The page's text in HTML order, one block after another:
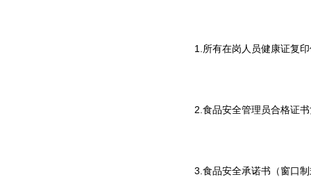
1.所有在岗人员健康证复
2.食品安全管理员合格证
3.食品安全承诺书（窗口